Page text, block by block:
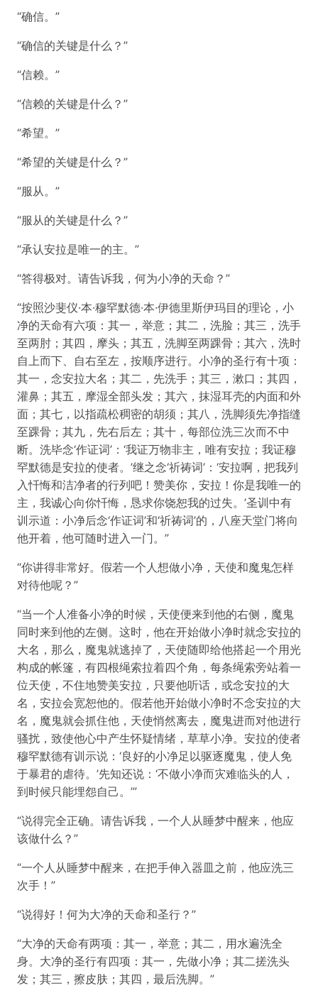
“确信。”
“确信的关键是什么？”
“信赖。”
“信赖的关键是什么？”
“希望。”
“希望的关键是什么？”
“服从。”
“服从的关键是什么？”
“承认安拉是唯一的主。”
“答得极对。请告诉我，何为小净的天命？”
“按照沙斐仪·本·穆罕默德·本·伊德里斯伊玛目的理论，小
净的天命有六项：其一，举意；其二，洗脸；其三，洗手
至两肘；其四，摩头；其五，洗脚至两踝骨；其六，洗时
自上而下、自右至左，按顺序进行。小净的圣行有十项：
其一，念安拉大名；其二，先洗手；其三，漱口；其四，
灌鼻；其五，摩湿全部头发；其六，抹湿耳壳的内面和外
面；其七，以指疏松稠密的胡须；其八，洗脚须先净指缝
至踝骨；其九，先右后左；其十，每部位洗三次而不中
断。洗毕念‘作证词’：‘我证万物非主，唯有安拉；我证穆
罕默德是安拉的使者。’继之念‘祈祷词’：‘安拉啊，把我列
入忏悔和洁净者的行列吧！赞美你，安拉！你是我唯一的
主，我诚心向你忏悔，恳求你饶恕我的过失。’圣训中有
训示道：小净后念‘作证词’和‘祈祷词’的，八座天堂门将向
他开着，他可随时进入一门。”
“你讲得非常好。假若一个人想做小净，天使和魔鬼怎样
对待他呢？”
“当一个人准备小净的时候，天使便来到他的右侧，魔鬼
同时来到他的左侧。这时，他在开始做小净时就念安拉的
大名，那么，魔鬼就逃掉了，天使随即给他搭起一个用光
构成的帐篷，有四根绳索拉着四个角，每条绳索旁站着一
位天使，不住地赞美安拉，只要他听话，或念安拉的大
名，安拉会宽恕他的。假若他开始做小净时不念安拉的大
名，魔鬼就会抓住他，天使悄然离去，魔鬼进而对他进行
骚扰，致使他心中产生怀疑情绪，草草小净。安拉的使者
穆罕默德有训示说：‘良好的小净足以驱逐魔鬼，使人免
于暴君的虐待。’先知还说：‘不做小净而灾难临头的人，
到时候只能埋怨自己。’”
“说得完全正确。请告诉我，一个人从睡梦中醒来，他应
该做什么？”
“一个人从睡梦中醒来，在把手伸入器皿之前，他应洗三
次手！”
“说得好！何为大净的天命和圣行？”
“大净的天命有两项：其一，举意；其二，用水遍洗全
身。大净的圣行有四项：其一，先做小净；其二搓洗头
发；其三，擦皮肤；其四，最后洗脚。”